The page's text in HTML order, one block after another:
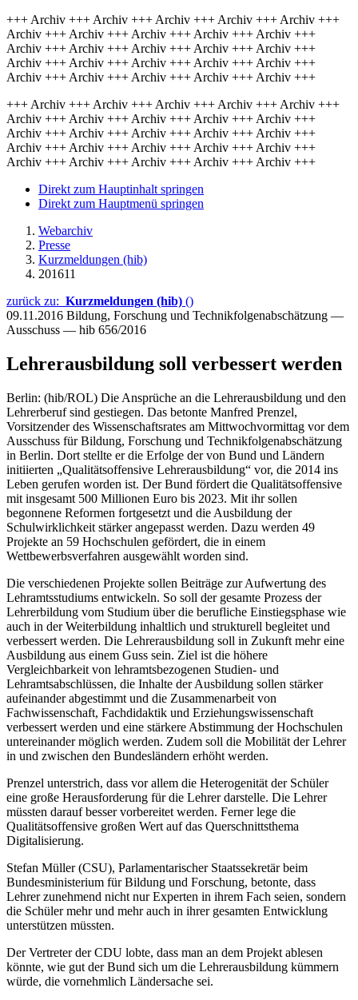
+++ Archiv +++ Archiv +++ Archiv +++ Archiv +++ Archiv +++
Archiv +++ Archiv +++ Archiv +++ Archiv +++ Archiv +++
Archiv +++ Archiv +++ Archiv +++ Archiv +++ Archiv +++
Archiv +++ Archiv +++ Archiv +++ Archiv +++ Archiv +++
Archiv +++ Archiv +++ Archiv +++ Archiv +++ Archiv +++
+++ Archiv +++ Archiv +++ Archiv +++ Archiv +++ Archiv +++
Archiv +++ Archiv +++ Archiv +++ Archiv +++ Archiv +++
Archiv +++ Archiv +++ Archiv +++ Archiv +++ Archiv +++
Archiv +++ Archiv +++ Archiv +++ Archiv +++ Archiv +++
Archiv +++ Archiv +++ Archiv +++ Archiv +++ Archiv +++
Direkt zum Hauptinhalt springen
Direkt zum Hauptmenü springen
Webarchiv
Presse
Kurzmeldungen (hib)
201611
zurück zu: Kurzmeldungen (hib) ()
09.11.2016 Bildung, Forschung und Technikfolgenabschätzung —
Ausschuss — hib 656/2016
Lehrerausbildung soll verbessert werden
Berlin: (hib/ROL) Die Ansprüche an die Lehrerausbildung und den
Lehrerberuf sind gestiegen. Das betonte Manfred Prenzel,
Vorsitzender des Wissenschaftsrates am Mittwochvormittag vor dem
Ausschuss für Bildung, Forschung und Technikfolgenabschätzung
in Berlin. Dort stellte er die Erfolge der von Bund und Ländern
initiierten „Qualitätsoffensive Lehrerausbildung“ vor, die 2014 ins
Leben gerufen worden ist. Der Bund fördert die Qualitätsoffensive
mit insgesamt 500 Millionen Euro bis 2023. Mit ihr sollen
begonnene Reformen fortgesetzt und die Ausbildung der
Schulwirklichkeit stärker angepasst werden. Dazu werden 49
Projekte an 59 Hochschulen gefördert, die in einem
Wettbewerbsverfahren ausgewählt worden sind.
Die verschiedenen Projekte sollen Beiträge zur Aufwertung des
Lehramtsstudiums entwickeln. So soll der gesamte Prozess der
Lehrerbildung vom Studium über die berufliche Einstiegsphase wie
auch in der Weiterbildung inhaltlich und strukturell begleitet und
verbessert werden. Die Lehrerausbildung soll in Zukunft mehr eine
Ausbildung aus einem Guss sein. Ziel ist die höhere
Vergleichbarkeit von lehramtsbezogenen Studien- und
Lehramtsabschlüssen, die Inhalte der Ausbildung sollen stärker
aufeinander abgestimmt und die Zusammenarbeit von
Fachwissenschaft, Fachdidaktik und Erziehungswissenschaft
verbessert werden und eine stärkere Abstimmung der Hochschulen
untereinander möglich werden. Zudem soll die Mobilität der Lehrer
in und zwischen den Bundesländern erhöht werden.
Prenzel unterstrich, dass vor allem die Heterogenität der Schüler
eine große Herausforderung für die Lehrer darstelle. Die Lehrer
müssten darauf besser vorbereitet werden. Ferner lege die
Qualitätsoffensive großen Wert auf das Querschnittsthema
Digitalisierung.
Stefan Müller (CSU), Parlamentarischer Staatssekretär beim
Bundesministerium für Bildung und Forschung, betonte, dass
Lehrer zunehmend nicht nur Experten in ihrem Fach seien, sondern
die Schüler mehr und mehr auch in ihrer gesamten Entwicklung
unterstützen müssten.
Der Vertreter der CDU lobte, dass man an dem Projekt ablesen
könnte, wie gut der Bund sich um die Lehrerausbildung kümmern
würde, die vornehmlich Ländersache sei.